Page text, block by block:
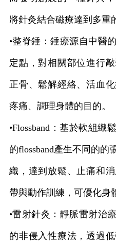
將針灸結合磁療達到多重
•整脊錘：錘療源自中醫
定點，對相關部位進行
正骨、鬆解經絡、活血
疼痛、調理身體的目的。
•Flossband ：基於軟組織
的flossband產生不同的的
織，達到放鬆、止痛和
帶與動作訓練，可優化身
•雷射針灸：靜脈雷射治
的非侵入性療法，透過